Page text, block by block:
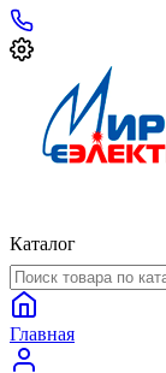
Каталог
Главная